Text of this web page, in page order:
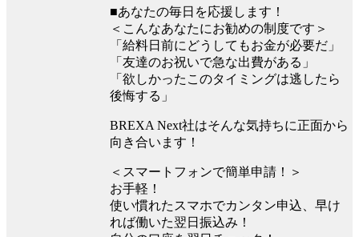
■あなたの毎日を応援します！
＜こんなあなたにお勧めの制度です＞
「給料日前にどうしてもお金が必要だ」
「友達のお祝いで急な出費がある」
「欲しかったこのタイミングは逃したら
後悔する」
BREXA Next社はそんな気持ちに正面から
向き合います！
＜スマートフォンで簡単申請！＞
お手軽！
使い慣れたスマホでカンタン申込、早け
れば働いた翌日振込み！